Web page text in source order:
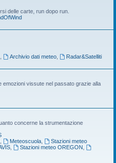
delle carte, run dopo run.
Archivio dati meteo,
Radar&Satelliti
emozioni vissute nel passato grazie alla
concerne la strumentazione
Meteoscuola,
Stazioni meteo
, Stazioni meteo OREGON